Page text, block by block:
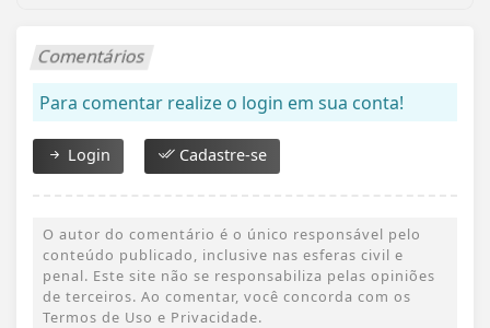
Comentários
Para comentar realize o login em sua conta!
Login Cadastre-se
O autor do comentário é o único responsável pelo
conteúdo publicado, inclusive nas esferas civil e
penal. Este site não se responsabiliza pelas opiniões
de terceiros. Ao comentar, você concorda com os
Termos de Uso e Privacidade.